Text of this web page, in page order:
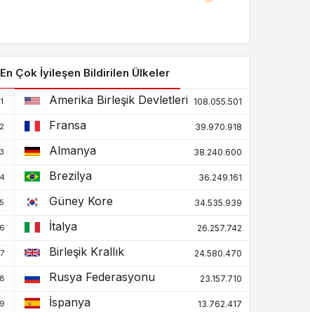
+0
Benin
+0
Bermuda
18.860
+0
165
+0
Bhutan
62.697 21
+0
Bolivya
+0
22.407
+0
Bosna Hersek
403.477 16.377
+0
Botsvana
+0
2.801
+0
Brezilya
38.210.864 708.638
+0
En Çok İyileşen Bildirilen Ülkeler
Amerika Birleşik Devletleri 108.055.501
Fransa 39.970.918
Almanya 38.240.600
Brezilya 36.249.161
Güney Kore 34.535.939
İtalya 26.257.742
Birleşik Krallık 24.580.470
Rusya Federasyonu 23.157.710
İspanya 13.762.417